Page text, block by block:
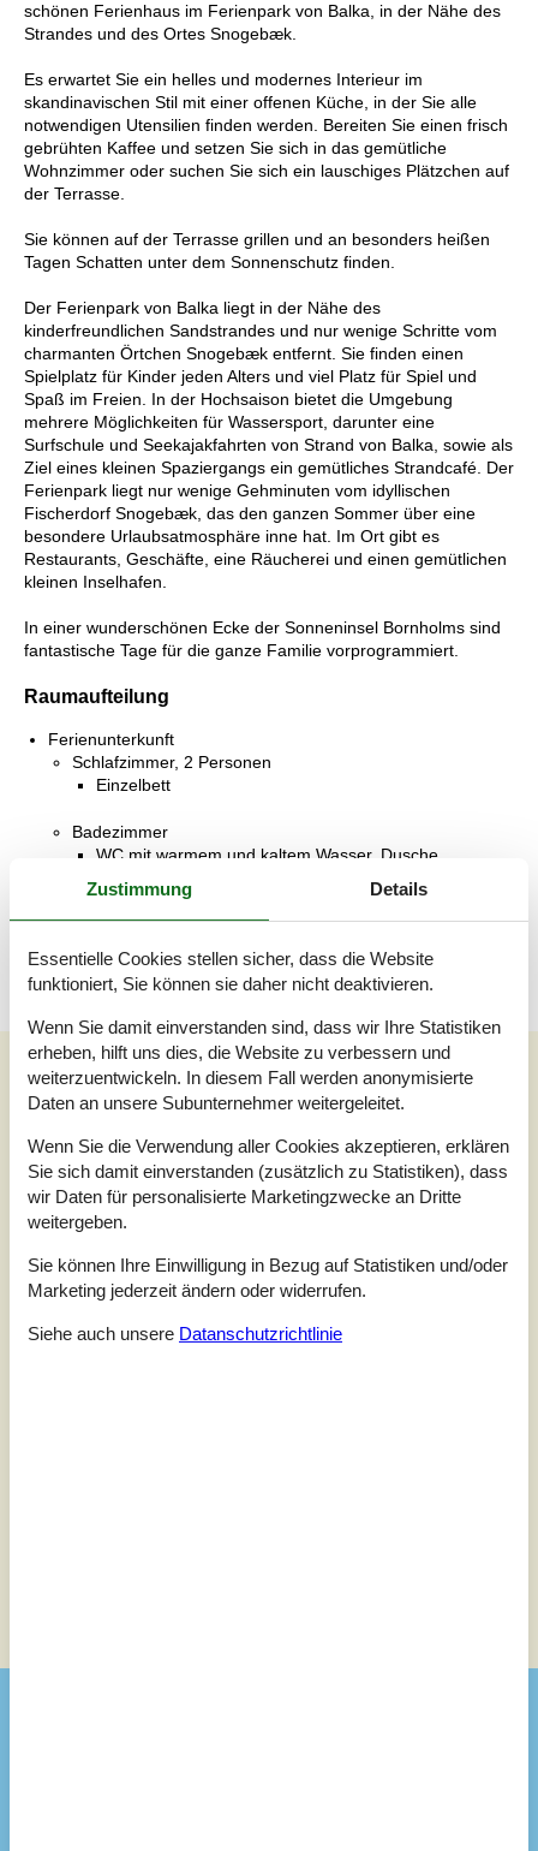
schönen Ferienhaus im Ferienpark von Balka, in der Nähe des
Strandes und des Ortes Snogebæk.
Es erwartet Sie ein helles und modernes Interieur im
skandinavischen Stil mit einer offenen Küche, in der Sie alle
notwendigen Utensilien finden werden. Bereiten Sie einen frisch
gebrühten Kaffee und setzen Sie sich in das gemütliche
Wohnzimmer oder suchen Sie sich ein lauschiges Plätzchen auf
der Terrasse.
Sie können auf der Terrasse grillen und an besonders heißen
Tagen Schatten unter dem Sonnenschutz finden.
Der Ferienpark von Balka liegt in der Nähe des
kinderfreundlichen Sandstrandes und nur wenige Schritte vom
charmanten Örtchen Snogebæk entfernt. Sie finden einen
Spielplatz für Kinder jeden Alters und viel Platz für Spiel und
Spaß im Freien. In der Hochsaison bietet die Umgebung
mehrere Möglichkeiten für Wassersport, darunter eine
Surfschule und Seekajakfahrten von Strand von Balka, sowie als
Ziel eines kleinen Spaziergangs ein gemütliches Strandcafé. Der
Ferienpark liegt nur wenige Gehminuten vom idyllischen
Fischerdorf Snogebæk, das den ganzen Sommer über eine
besondere Urlaubsatmosphäre inne hat. Im Ort gibt es
Restaurants, Geschäfte, eine Räucherei und einen gemütlichen
kleinen Inselhafen.
In einer wunderschönen Ecke der Sonneninsel Bornholms sind
fantastische Tage für die ganze Familie vorprogrammiert.
Raumaufteilung
Ferienunterkunft
Schlafzimmer, 2 Personen
Einzelbett
Badezimmer
WC mit warmem und kaltem Wasser, Dusche
Terrasse
Teilweise überdachte Terrasse
Unsere Gästebewertungen
Unsere GästebewertungenExterne Bewertungen
5,0 Bezogen auf1Bewertung
5
2
Zustimmung Details
Essentielle Cookies stellen sicher, dass die Website
funktioniert, Sie können sie daher nicht deaktivieren.
Wenn Sie damit einverstanden sind, dass wir Ihre Statistiken
erheben, hilft uns dies, die Website zu verbessern und
weiterzuentwickeln. In diesem Fall werden anonymisierte
Daten an unsere Subunternehmer weitergeleitet.
Wenn Sie die Verwendung aller Cookies akzeptieren, erklären
Sie sich damit einverstanden (zusätzlich zu Statistiken), dass
wir Daten für personalisierte Marketingzwecke an Dritte
weitergeben.
Sie können Ihre Einwilligung in Bezug auf Statistiken und/oder
Marketing jederzeit ändern oder widerrufen.
Siehe auch unsere Datanschutzrichtlinie